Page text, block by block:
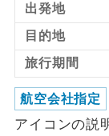
出発地
目的地
旅行期間
航空会社指定
アイコンの説
年齢制限あ
航空会社指
ホテル指定